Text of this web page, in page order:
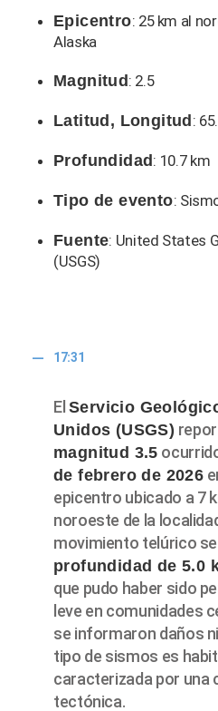
Epicentro: 25 km al
Alaska
Magnitud : 2.5
Latitud, Longitud :
Profundidad : 10.7 km
Tipo de evento:
Fuente: United States
(USGS)
17:31
El Servicio
Unidos (USGS)
magnitud 3.5
de febrero de 2026
epicentro ubicado a 7
noroeste de la
movimiento telúrico
profundidad de 5.0
que pudo haber sido
leve en comunidades
se informaron daños
tipo de sismos es
caracterizada por una
tectónica.